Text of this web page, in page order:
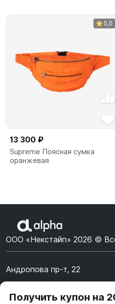
5,0
13 300 ₽
Supreme Поясная сумка
оранжевая
ООО «Некстайп» 2026 ©
Андропова пр-т, 22
Получить купон на